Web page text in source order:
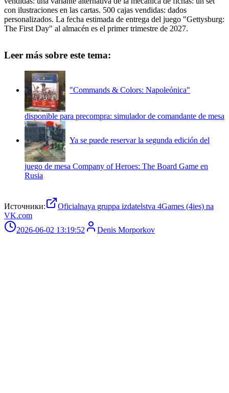
con ilustraciones en las cartas. 500 cajas vendidas: dados
personalizados. La fecha estimada de entrega del juego "Gettysburg:
The First Day" al almacén es el primer trimestre de 2027.
Leer más sobre este tema:
"Commands & Colors: Napoleónica"
disponible para precompra: simulador de comandante de mesa
Ya se puede reservar la segunda edición del
juego de mesa Company of Heroes: The Board Game en
Rusia
Источники:
Oficialnaya gruppa izdatelstva 4Games (4ies) na
VK.com
2026-06-02 13:19:52
Denis Morporkov